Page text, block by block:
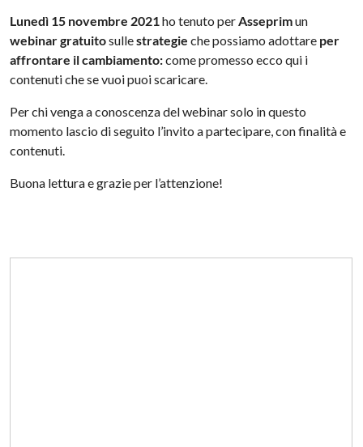
Lunedì 15 novembre 2021ho tenuto perAsseprimun
webinar gratuitosullestrategie che possiamo adottare per
affrontare il cambiamento:come promesso ecco qui i
contenuti che se vuoi puoi scaricare.
Per chi venga a conoscenza del webinar solo in questo
momento lascio di seguito l’invito a partecipare, con finalità e
contenuti.
Buona lettura e grazie per l’attenzione!